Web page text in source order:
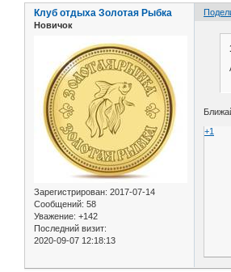
Клуб отдыха Золотая Рыбка
Новичок
Зарегистрирован: 2017-07-14
Сообщений: 58
Уважение: +142
Последний визит:
2020-09-07 12:18:13
+1